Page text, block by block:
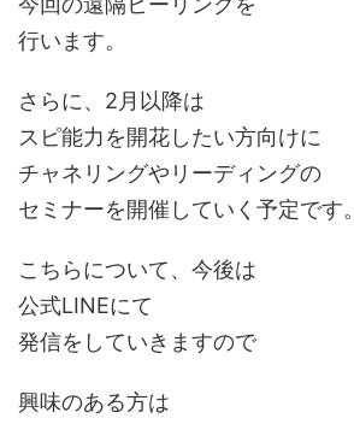
行います。
さらに、2月以降は
スピ能力を開花したい方向けに
チャネリングやリーディングの
セミナーを開催していく予定です。
こちらについて、今後は
公式LINEにて
発信をしていきますので
興味のある方は